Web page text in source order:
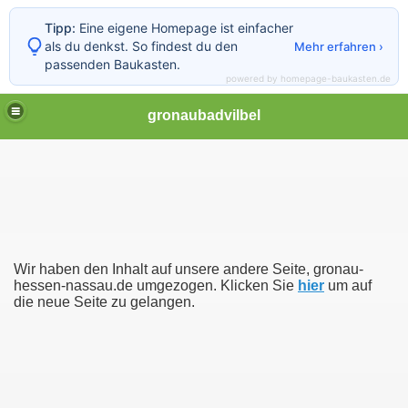
gronaubadvilbel
Wir haben den Inhalt auf unsere andere Seite, gronau-
hessen-nassau.de umgezogen. Klicken Sie hier um auf
die neue Seite zu gelangen.
Tipp: Eine eigene Homepage ist einfacher
als du denkst. So findest du den
passenden Baukasten.
Mehr erfahren ›
powered by homepage-baukasten.de